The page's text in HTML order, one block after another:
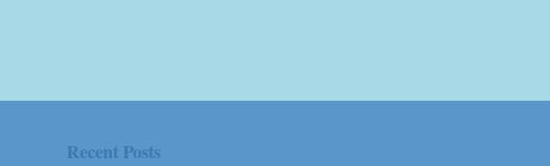
Recent Posts